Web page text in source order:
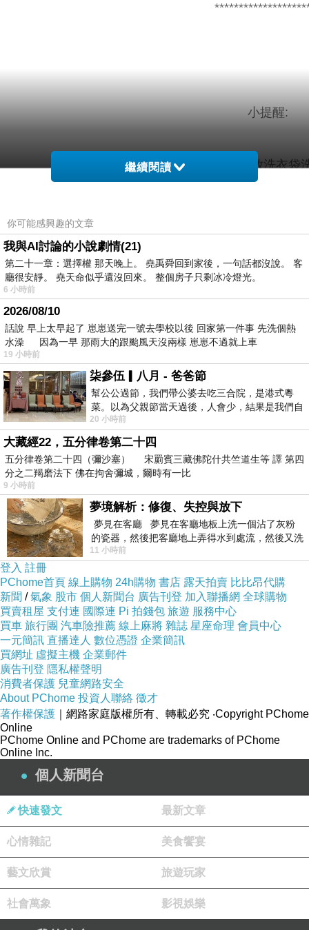
小提醒:
建議單獨洗滌，手洗或放洗衣袋
材質彈
性
色
系
配
件
有彈性 色
繼續閱讀
你可能感興趣的文章
我與AI討論的小說劇情(21)
第二十一章：選擇權 那天晚上。 堯禹舜回到家後，一句話都沒說。 客
廳很安靜。 堯天命似乎還沒回來。 整個房子只剩冰冷燈光。
6 小時前
2026/08/10
話說 早上太早起了 崽崽送完一號去學校以後 回家第一件事 先洗個熱
水澡 因為一早 那雨大的跟颱風天沒兩樣 崽崽不過就上車
19 小時前
柒參伍▎八月 - 爸爸節
幫公公過節，我們帶公婆去吃三合院，是港式粵
菜。以為父親節當天過後，人會少，結果是我們自
己想多了。人陸續地進，滿滿都是人，個人
20 小時前
大藏經22，五分律卷第二十四
五分律卷第二十四（彌沙塞） 宋罽賓三藏佛陀什共竺道生等 譯 第四
分之二羯磨法下 佛在拘舍彌城，爾時有一比
9 小時前
夢境解析：修復、失控與放下
夢見在客廳 夢見在客廳地板上洗一個沾了灰粉
的瓷器，然後把客廳地上弄得水到處流，然後又洗
一頂棒球潮帽，後來發現帽
11 小時前
登入 註冊
PChome首頁 線上購物 24h購物 書店 露天拍賣 比比昂代購
新聞 /氣象 股市 個人新聞台 廣告刊登 加入聯播網 全球購物
買賣租屋 支付連 國際連 Pi 拍錢包 旅遊 服務中心
買車 旅行團 汽車險推薦 線上麻將 雜誌 星座命理 會員中心
一元簡訊 直播達人 數位憑證 企業簡訊
買網址 虛擬主機 企業郵件
廣告刊登 隱私權聲明
消費者保護 兒童網路安全
About PChome 投資人聯絡 徵才
著作權保護 ｜網路家庭版權所有、轉載必究 ‧Copyright PChome
Online
PChome Online and PChome are trademarks of PChome
Online Inc.
個人新聞台
快速發文 最新文章
心情雜記 美食饗宴
藝文欣賞 旅遊玩家
社會萬象 影視娛樂